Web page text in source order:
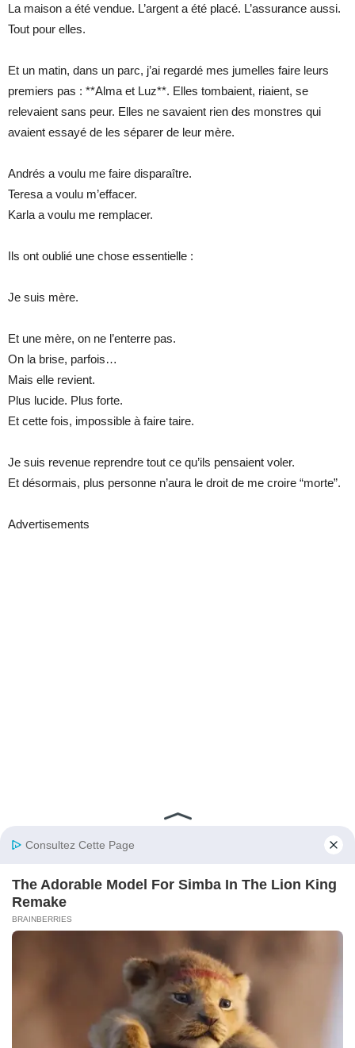
La maison a été vendue. L’argent a été placé. L’assurance aussi.
Tout pour elles.
Et un matin, dans un parc, j’ai regardé mes jumelles faire leurs
premiers pas : **Alma et Luz**. Elles tombaient, riaient, se
relevaient sans peur. Elles ne savaient rien des monstres qui
avaient essayé de les séparer de leur mère.
Andrés a voulu me faire disparaître.
Teresa a voulu m’effacer.
Karla a voulu me remplacer.
Ils ont oublié une chose essentielle :
Je suis mère.
Et une mère, on ne l’enterre pas.
On la brise, parfois…
Mais elle revient.
Plus lucide. Plus forte.
Et cette fois, impossible à faire taire.
Je suis revenue reprendre tout ce qu’ils pensaient voler.
Et désormais, plus personne n’aura le droit de me croire “morte”.
Advertisements